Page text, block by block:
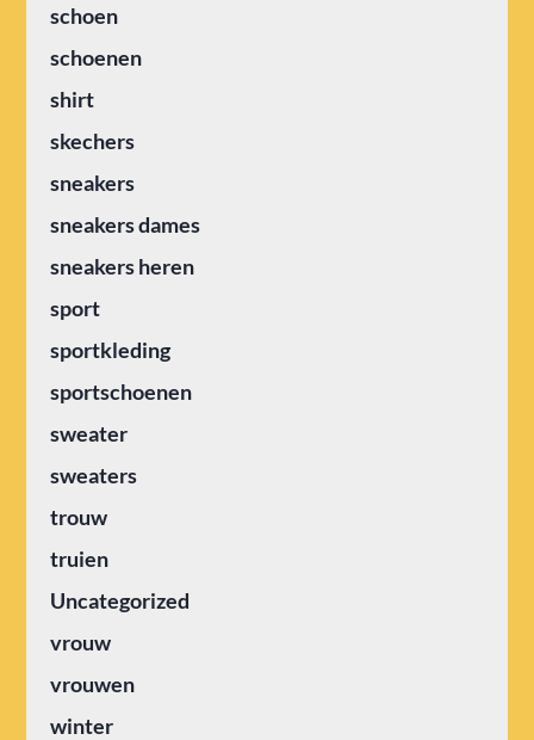
schoen
schoenen
shirt
skechers
sneakers
sneakers dames
sneakers heren
sport
sportkleding
sportschoenen
sweater
sweaters
trouw
truien
Uncategorized
vrouw
vrouwen
winter